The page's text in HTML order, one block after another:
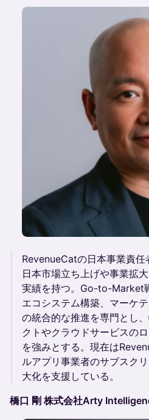
RevenueCatの日本事業責
日本市場立ち上げや事業拡
実績を持つ。Go-to-Market
エコシステム構築、マーケ
の統合的な推進を専門とし
クトやクラウドサービスの
を強みとする。現在は
ルアプリ事業者のサブスク
大化を支援している。
橋口 剛 株式会社Arty